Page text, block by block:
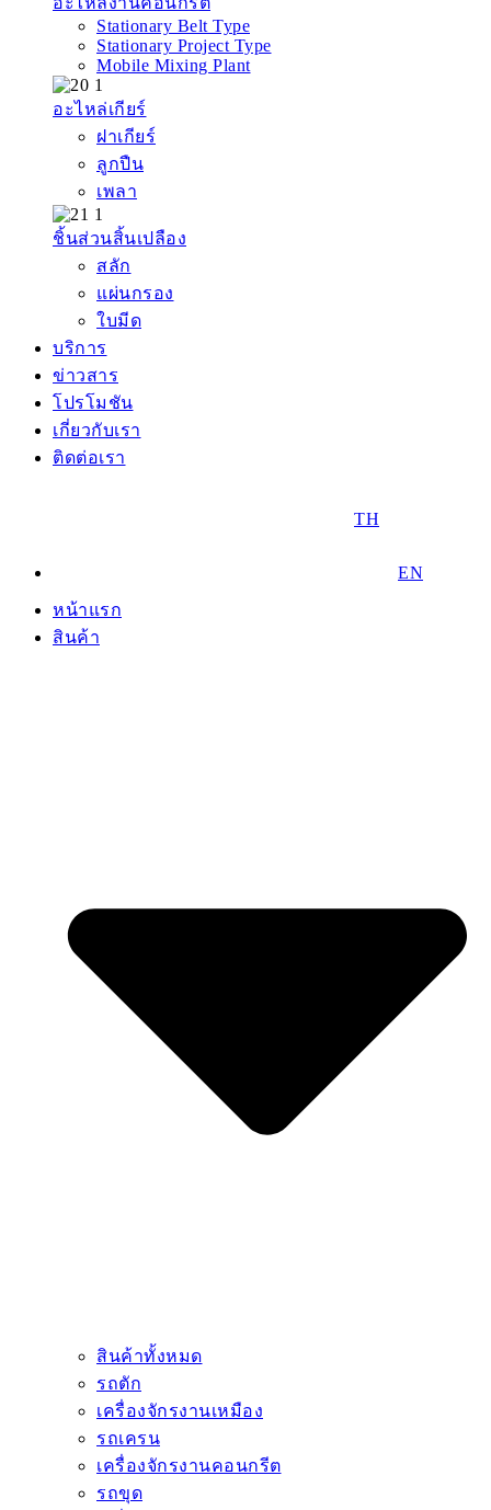
Stationary Belt Type
Stationary Project Type
Mobile Mixing Plant
อะไหล่เกียร์
ฝาเกียร์
ลูกปืน
เพลา
ชิ้นส่วนสิ้นเปลือง
สลัก
แผ่นกรอง
ใบมีด
บริการ
ข่าวสาร
โปรโมชัน
เกี่ยวกับเรา
ติดต่อเรา
TH
EN
หน้าแรก
สินค้า
สินค้าทั้งหมด
รถตัก
เครื่องจักรงานเหมือง
รถเครน
เครื่องจักรงานคอนกรีต
รถขุด